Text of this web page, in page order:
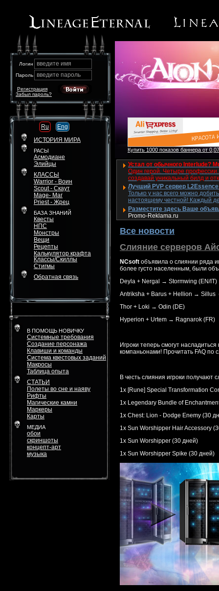
Логин введите имя
Пароль введите пароль
Забыл пароль?
Регистрация
Ru
Eng
ИСТОРИЯ МИРА
РАСЫ
Асмодиане
Элийцы
КЛАССЫ
Warrior - Воин
Scout - Скаут
Mage- Маг
Priest - Жрец
БАЗА ЗНАНИЙ
Квесты
НПС
Монстры
Вещи
Рецепты
Калькулятор крафта
Классы/Скиллы
Стигмы
Обратная связь
В ПОМОЩЬ НОВИЧКУ
Системные требования
Создание персонажа
Клавиши и команды
Система квестовых заданий
Макросы
Таблица опыта
СТАТЬИ
Полеты во сне и наяву
Рифты
Магические камни
Маркеры
Карты
МЕДИА
обои
скриншоты
концепт-арт
музыка
Купить 1000 показов баннера от
Устал от обычного Interlude?
Один герой. Четыре профессии.
создавай уникальный билд и
Лучший PVP сервер
Только у нас всего можно
настоящему честной! Каждый
Разместите здесь Ваше
Promo-Reklama.ru
Все новости
Слияние серверов
NCsoft объявила о слиянии ряда
более густо населенным, были
Deyla + Nergal → Stormwing (EN/IT)
Antriksha + Barus + Hellion → Sillus
Thor + Loki → Odin (DE)
Hyperion + Urtem → Ragnarok (FR)
Игроки теперь смогут
компаньонами! Прочитать FAQ по
В честь слияния игроки получают
1x [Rune] Special Transformation
1x Legendary Bundle of
1x Chest: Lion - Dodge Enemy (30
1x Sun Worshipper Hair Accessory
1x Sun Worshipper (30 дней)
1x Sun Worshipper Spike (30 дней)